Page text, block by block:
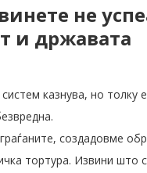
не
и државата
казнува, но
создадовме
тортура. Извини